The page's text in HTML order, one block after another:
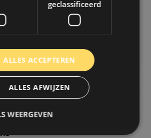
geclassificeerd
ALLES ACCEPTEREN
ALLES AFWIJZEN
WEERGEVEN